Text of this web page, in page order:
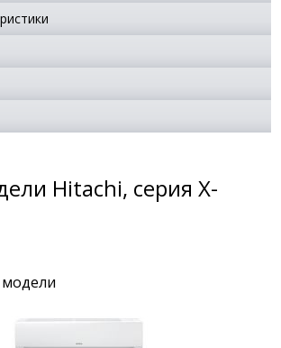
Hitachi, серия X-